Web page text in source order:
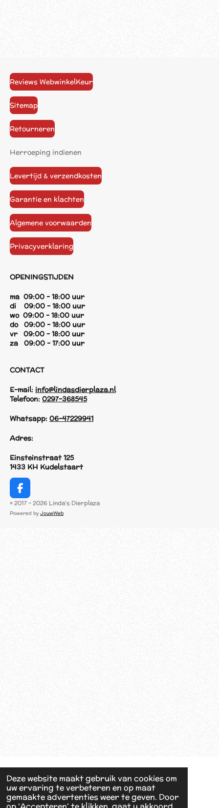
Deze website maakt gebruik van cookies om
uw ervaring te verbeteren en op maat
gemaakte advertenties weer te geven. Door
Reviews WebwinkelKeur
Sitemap
Retourneren
Herroeping indienen
Levertijd & verzendkosten
Garantie en klachten
Algemene voorwaarden
Privacyverklaring
OPENINGSTIJDEN
ma 09:00 - 18:00 uur
di 09:00 - 18:00 uur
wo 09:00 - 18:00 uur
do 09:00 - 18:00 uur
vr 09:00 - 18:00 uur
za 09:00 - 17:00 uur
CONTACT
E-mail: info@lindasdierplaza.nl
Telefoon: 0297-368545
Whatsapp: 06-47229941
Adres:
Einsteinstraat 125
1433 KH Kudelstaart
F
a
c
© 2017 - 2026 Linda's Dierplaza
Powered by JouwWeb